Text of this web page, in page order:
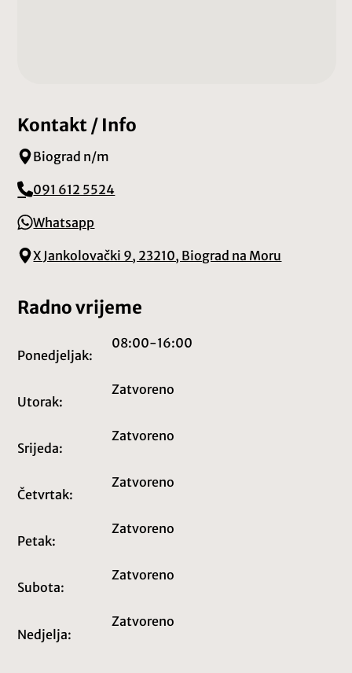
Kontakt / Info
Biograd n/m
091 612 5524
Whatsapp
X Jankolovački 9, 23210, Biograd na Moru
Radno vrijeme
Ponedjeljak:
08:00-16:00
Utorak:
Zatvoreno
Srijeda:
Zatvoreno
Četvrtak:
Zatvoreno
Petak:
Zatvoreno
Subota:
Zatvoreno
Nedjelja:
Zatvoreno